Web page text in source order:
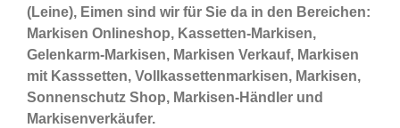
(Leine), Eimen sind wir für Sie da in den Bereichen:
Markisen Onlineshop, Kassetten-Markisen,
Gelenkarm-Markisen, Markisen Verkauf, Markisen
mit Kasssetten, Vollkassettenmarkisen, Markisen,
Sonnenschutz Shop, Markisen-Händler und
Markisenverkäufer.